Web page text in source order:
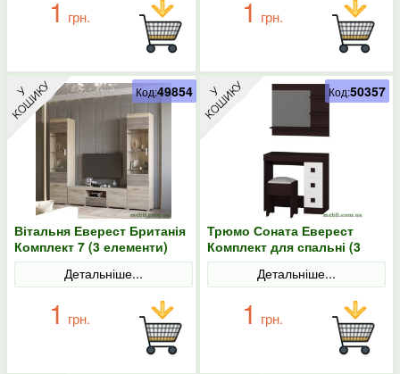
1 грн. 1 грн.
Вітальня Еверест Британія
Комплект 7 (3 елементи)
сонома/трюфель
Детальніше...
1 грн.
Код:49854
Трюмо Соната Еверест
Комплект для спальні (3
елементи) венге темний/
Детальніше...
1 грн.
Код:50357